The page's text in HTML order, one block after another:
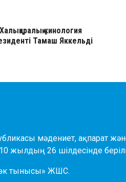
кинология
Тамаш Яккельді
мәдениет, ақпарат
жылдың 26 шілдесінде
тынысы» ЖШС.